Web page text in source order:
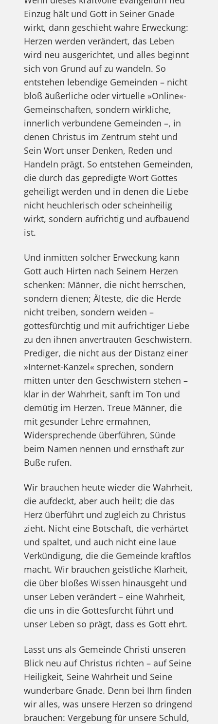
Einzug hält und Gott in Seiner Gnade
wirkt, dann geschieht wahre Erweckung:
Herzen werden verändert, das Leben
wird neu ausgerichtet, und alles beginnt
sich von Grund auf zu wandeln. So
entstehen lebendige Gemeinden – nicht
bloß äußerliche oder virtuelle »Online«-
Gemeinschaften, sondern wirkliche,
innerlich verbundene Gemeinden –, in
denen Christus im Zentrum steht und
Sein Wort unser Denken, Reden und
Handeln prägt. So entstehen Gemeinden,
die durch das gepredigte Wort Gottes
geheiligt werden und in denen die Liebe
nicht heuchlerisch oder scheinheilig
wirkt, sondern aufrichtig und aufbauend
ist.
Und inmitten solcher Erweckung kann
Gott auch Hirten nach Seinem Herzen
schenken: Männer, die nicht herrschen,
sondern dienen; Älteste, die die Herde
nicht treiben, sondern weiden –
gottesfürchtig und mit aufrichtiger Liebe
zu den ihnen anvertrauten Geschwistern.
Prediger, die nicht aus der Distanz einer
»Internet-Kanzel« sprechen, sondern
mitten unter den Geschwistern stehen –
klar in der Wahrheit, sanft im Ton und
demütig im Herzen. Treue Männer, die
mit gesunder Lehre ermahnen,
Widersprechende überführen, Sünde
beim Namen nennen und ernsthaft zur
Buße rufen.
Wir brauchen heute wieder die Wahrheit,
die aufdeckt, aber auch heilt; die das
Herz überführt und zugleich zu Christus
zieht. Nicht eine Botschaft, die verhärtet
und spaltet, und auch nicht eine laue
Verkündigung, die die Gemeinde kraftlos
macht. Wir brauchen geistliche Klarheit,
die über bloßes Wissen hinausgeht und
unser Leben verändert – eine Wahrheit,
die uns in die Gottesfurcht führt und
unser Leben so prägt, dass es Gott ehrt.
Lasst uns als Gemeinde Christi unseren
Blick neu auf Christus richten – auf Seine
Heiligkeit, Seine Wahrheit und Seine
wunderbare Gnade. Denn bei Ihm finden
wir alles, was unsere Herzen so dringend
brauchen: Vergebung für unsere Schuld,